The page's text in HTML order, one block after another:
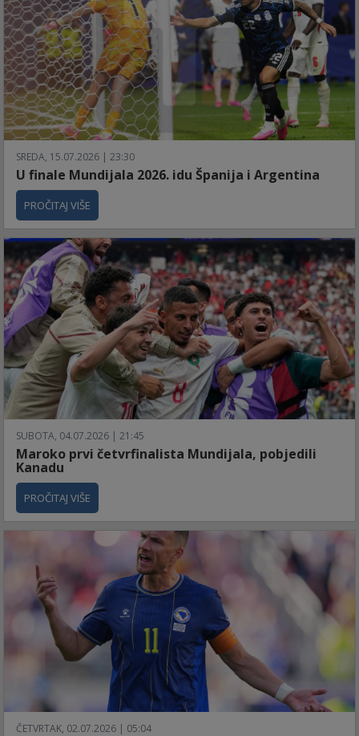
SREDA, 15.07.2026 | 23:30
U finale Mundijala 2026. idu Španija i Argentina
PROČITAJ VIŠE
SUBOTA, 04.07.2026 | 21:45
Maroko prvi četvrfinalista Mundijala, pobjedili
Kanadu
PROČITAJ VIŠE
ČETVRTAK, 02.07.2026 | 05:04